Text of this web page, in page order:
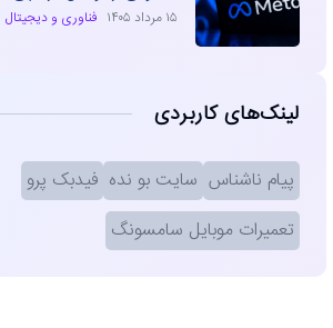
۱۵ مرداد ۱۴۰۵ فناوری و دیجیتال
لینک‌های کاربردی
پیام ناشناس سایت بو نده فیدبک پرو
تعمیرات موبایل سامسونگ